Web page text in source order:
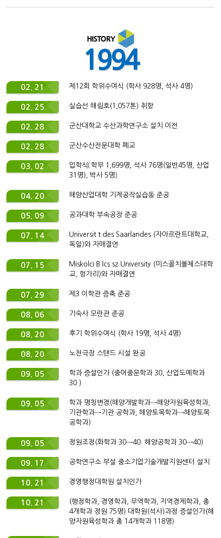
1994
02. 21 제12회 학위수여식 (학사 928명, 석사 4명)
02. 25 실습선 해림호(1,057톤) 취항
02. 28 군산대학교 수산과학연구소 설치 이전
02. 28 군산수산전문대학 폐교
03. 02
입학식〔학부 1,699명, 석사 76명(일반45명, 산업
31명), 박사 5명〕
04. 20 해양산업대학 기계공작실습동 준공
05. 09 공과대학 부속공장 준공
07. 14
Universit t des Saarlandes (자아르란트대학교,
독일)와 자매결연
07. 15
Miskolci B lcs sz University (미스콜치볼체스대학
교, 헝가리)와 자매결연
07. 29 제3 이학관 증축 준공
08. 06 기숙사 모란관 준공
08. 20 후기 학위수여식 (학사 19명, 석사 4명)
08. 20 노천극장 스탠드 시설 완공
09. 05
학과 증설인가 (중어중문학과 30, 산업도예학과
30 )
09. 05
학과 명칭변경(해양개발학과→해양자원육성학과,
기관학과→기관 공학과, 해양토목학과→해양토목
공학과)
09. 05 정원조정(화학과 30→40. 해양공학과 30→40)
09. 17 공학연구소 부설 중소기업기술개발지원센터 설치
10. 21 경영행정대학원 설치인가
10. 21
(행정학과, 경영학과, 무역학과, 지역경제학과, 총
4개학과 정원 75명) 대학원(석사)과정 증설인가(해
양자원육성학과 총 14개학과 118명)